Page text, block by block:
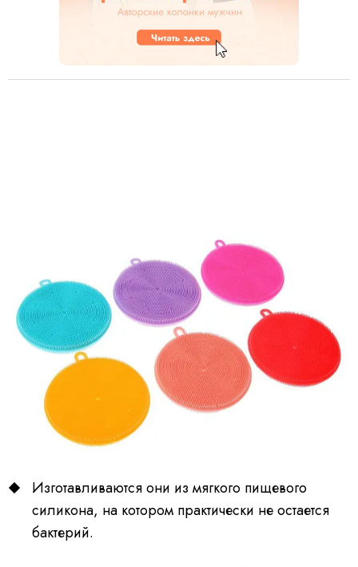
Изготавливаются они из мягкого пищевого
силикона, на котором практически не остается
бактерий.